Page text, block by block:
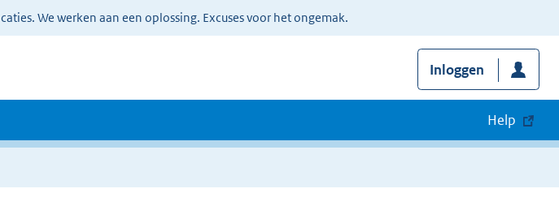
We werken aan een oplossing. Excuses voor het ongemak.
Inloggen
Help